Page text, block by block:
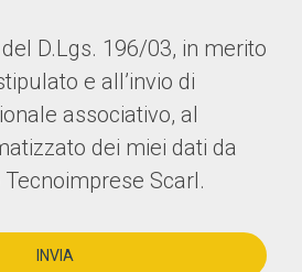
D.Lgs. 196/03, in merito
e all’invio di
associativo, al
dei miei dati da
Scarl.